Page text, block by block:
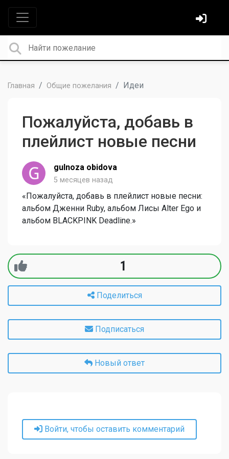
Главная Общие пожелания Идеи
Пожалуйста, добавь в
плейлист новые песни
gulnoza obidova
5 месяцев назад
«Пожалуйста, добавь в плейлист новые песни:
альбом Дженни Ruby, альбом Лисы Alter Ego и
альбом BLACKPINK Deadline.»
1
Поделиться
Подписаться
Новый ответ
Войти, чтобы оставить комментарий